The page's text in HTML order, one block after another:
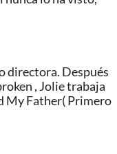
directora. Después
, Jolie trabaja
My Father( Primero